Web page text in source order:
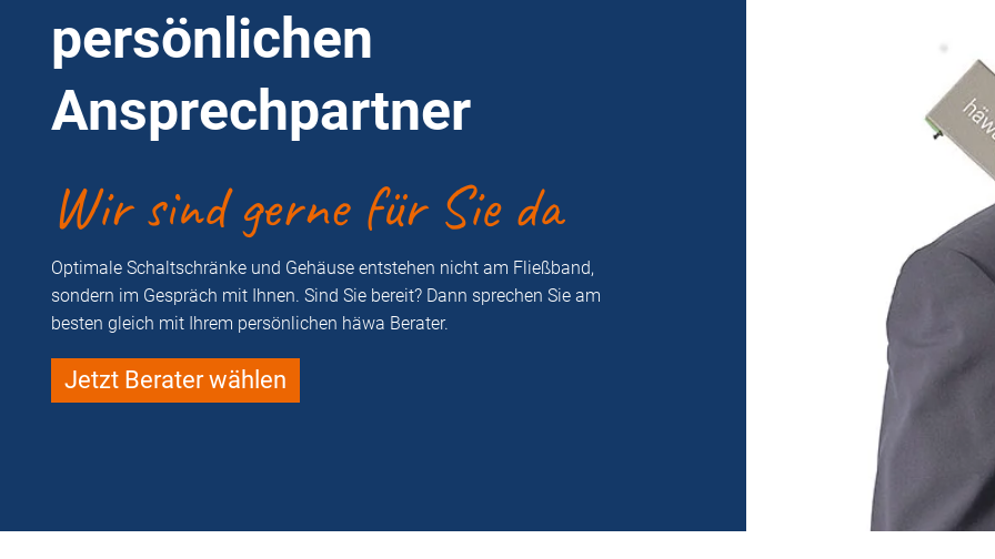
persönlichen
Ansprechpartner
Wir sind gerne für Sie da
Optimale Schaltschränke und Gehäuse entstehen nicht am Fließband,
sondern im Gespräch mit Ihnen. Sind Sie bereit? Dann sprechen Sie am
besten gleich mit Ihrem persönlichen häwa Berater.
Jetzt Berater wählen